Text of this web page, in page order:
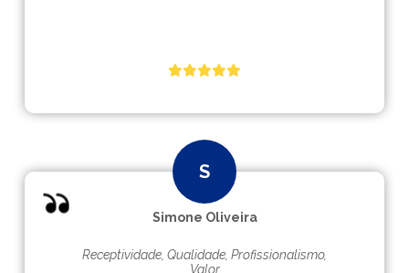
Simone Oliveira
Receptividade, Qualidade, Profissionalismo,
Valor